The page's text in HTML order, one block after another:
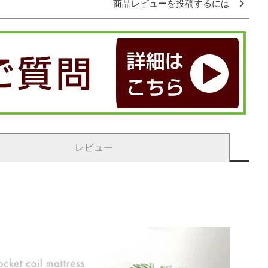
商品レビューを投稿するには
レビュー